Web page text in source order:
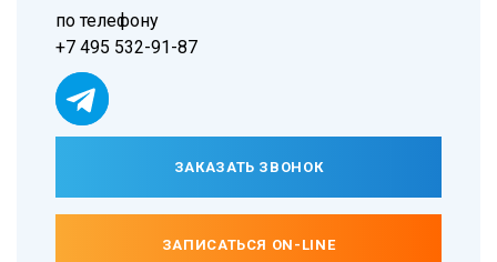
по телефону
+7 495 532-91-87
ЗАКАЗАТЬ ЗВОНОК
ЗАПИСАТЬСЯ ON-LINE